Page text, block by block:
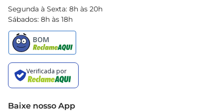
Segunda à Sexta: 8h às 20h
Sábados: 8h às 18h
Baixe nosso App